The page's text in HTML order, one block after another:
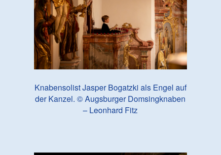
Knabensolist Jasper Bogatzki als Engel auf
der Kanzel. © Augsburger Domsingknaben
– Leonhard Fitz